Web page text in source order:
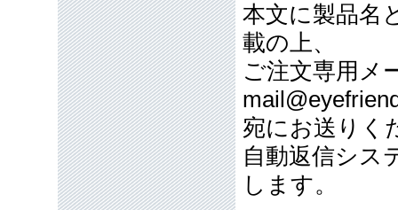
本文に製品名
載の上、
ご注文専用
宛にお送りく
自動返信シス
します。